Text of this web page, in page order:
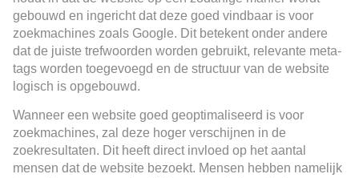
gebouwd en ingericht dat deze goed vindbaar is voor
zoekmachines zoals Google. Dit betekent onder andere
dat de juiste trefwoorden worden gebruikt, relevante meta-
tags worden toegevoegd en de structuur van de website
logisch is opgebouwd.
Wanneer een website goed geoptimaliseerd is voor
zoekmachines, zal deze hoger verschijnen in de
zoekresultaten. Dit heeft direct invloed op het aantal
mensen dat de website bezoekt. Mensen hebben namelijk